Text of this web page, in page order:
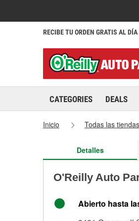
RECIBE TU ORDEN GRATIS AL
CATEGORIES DEALS
Inicio Todas las
Detalles
O'Reilly Auto
Abierto hasta